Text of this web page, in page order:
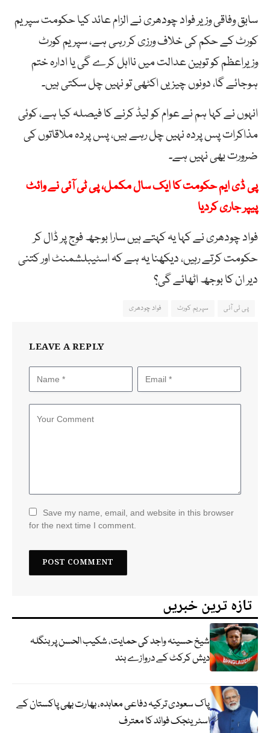
سابق وفاقی وزیر فواد چودھری نے الزام عائد کیا حکومت سپریم
کورٹ کے حکم کی خلاف ورزی کر رہی ہے، سپریم کورٹ
وزیراعظم کو توہین عدالت میں نااہل کرے گی یا ادارہ ختم
ہوجائے گا، دونوں چیزیں اکٹھی تو نہیں چل سکتی ہیں۔
انہوں نے کہا ہم نے عوام کو لیڈ کرنے کا فیصلہ کیا ہے، کوئی
مذاکرات پس پردہ نہیں چل رہے ہیں، پس پردہ ملاقاتوں کی
ضرورت بھی نہیں ہے۔
پی ڈی ایم حکومت کا ایک سال مکمل، پی ٹی آئی نے وائٹ
پیپر جاری کردیا
فواد چودھری نے کہا یہ کہتے ہیں سارا بوجھ فوج پر ڈال کر
حکومت کرتے رہیں، دیکھنا یہ ہے کہ اسٹیبلشمنٹ اور کتنی
دیر ان کا بوجھ اٹھائے گی؟
پی ٹی آئی سپریم کورٹ فواد چودھری
LEAVE A REPLY
Save my name, email, and website in this browser
for the next time I comment.
تازہ ترین خبریں
شیخ حسینہ واجد کی حمایت، شکیب الحسن پر بنگلہ
دیش کرکٹ کے دروازے بند
پاک سعودی ترکیہ دفاعی معاہدہ، بھارت بھی پاکستان کے
اسٹریٹجک فوائد کا معترف